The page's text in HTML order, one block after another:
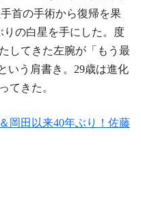
首の手術から復帰を果
りの白星を手にした。度
してきた左腕が「もう最
いう肩書き。29歳は進化
てきた。
岡田以来40年ぶり！佐藤